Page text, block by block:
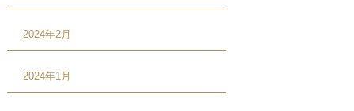
2024年2月
2024年1月